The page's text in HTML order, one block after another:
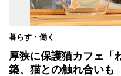
暮らす・働く
厚狭に保護猫カフェ
築、猫との触れ合いも